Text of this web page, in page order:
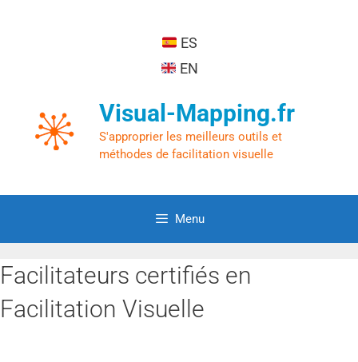
ES
EN
Visual-Mapping.fr
S'approprier les meilleurs outils et
méthodes de facilitation visuelle
Menu
Facilitateurs certifiés en
Facilitation Visuelle